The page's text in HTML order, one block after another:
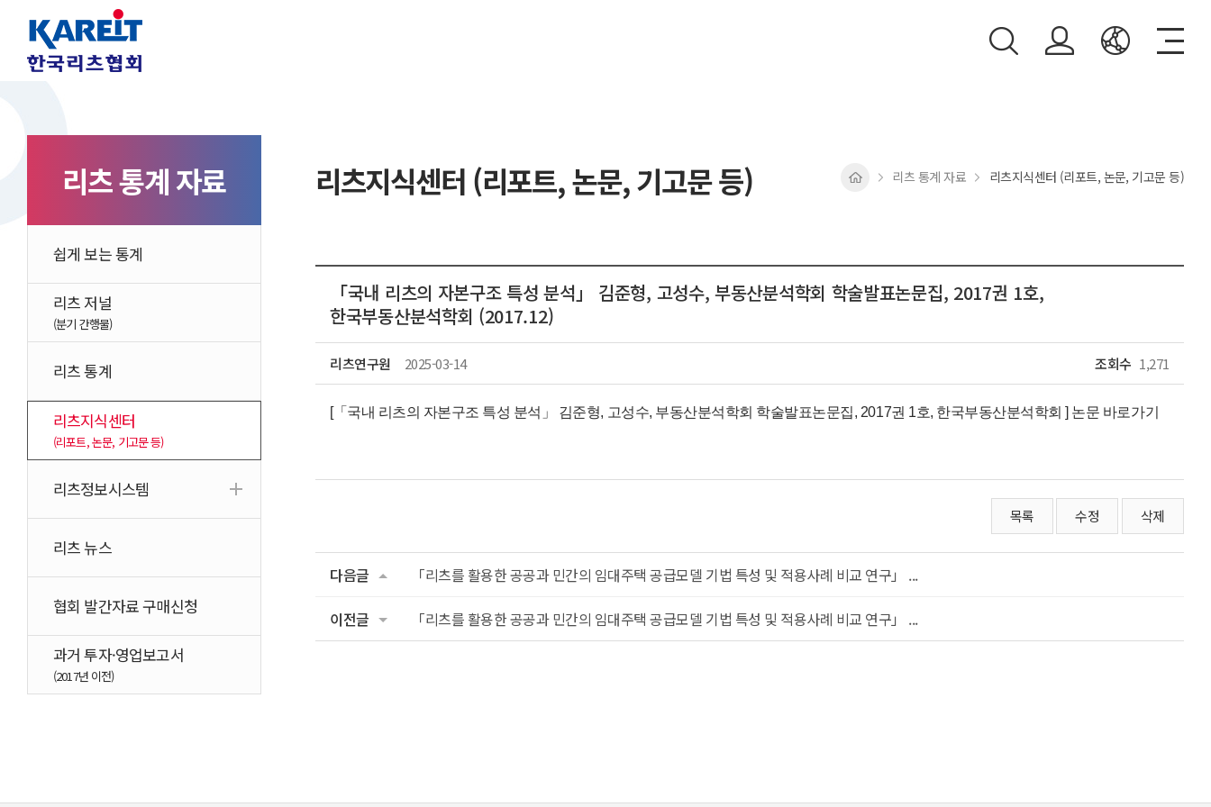
리츠 통계 자료
쉽게 보는 통계
리츠 저널
(분기 간행물)
리츠 통계
리츠지식센터
(리포트, 논문, 기고문 등)
리츠정보시스템
리츠 뉴스
협회 발간자료 구매신청
과거 투자·영업보고서
(2017년 이전)
리츠지식센터 (리포트, 논문, 기고문 등) 리츠 통계 자료 리츠지식센터 (리포트, 논문, 기고문 등)
「국내 리츠의 자본구조 특성 분석」 김준형, 고성수, 부동산분석학회 학술발표논문집, 2017권 1호,
한국부동산분석학회 (2017.12)
리츠연구원 2025-03-14 조회수 1,271
[「국내 리츠의 자본구조 특성 분석」 김준형, 고성수, 부동산분석학회 학술발표논문집, 2017권 1호, 한국부동산분석학회 ] 논문 바로가기
목록 수정 삭제
다음글 「리츠를 활용한 공공과 민간의 임대주택 공급모델 기법 특성 및 적용사례 비교 연구」 ...
이전글 「리츠를 활용한 공공과 민간의 임대주택 공급모델 기법 특성 및 적용사례 비교 연구」 ...